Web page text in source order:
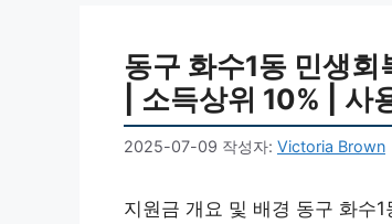
동구 화수1동 민생
| 소득상위 10% |
2025-07-09 작성자: Victoria Brown
지원금 개요 및 배경 동구 화수